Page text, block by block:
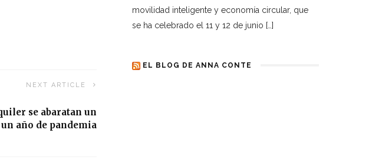
NEXT ARTICLE
se abaratan un
un año de pandemia
movilidad inteligente y economía circular, que
se ha celebrado el 11 y 12 de junio […]
EL BLOG DE ANNA CONTE